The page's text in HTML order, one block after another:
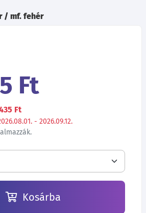
/ mf. fehér
Ft
Ft
- 2026.09.12.
Kosárba